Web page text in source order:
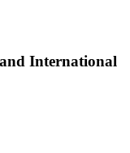
International